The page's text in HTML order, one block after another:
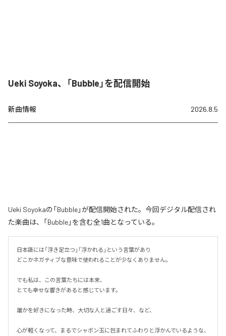
Ueki Soyoka、「Bubble」を配信開始
新曲情報 2026.8.5
Ueki Soyokaの「Bubble」が配信開始された。今回デジタル配信され
た楽曲は、「Bubble」を含む全1曲となっている。
日本語には「浮き足立つ」「浮かれる」という言葉があり
どこかネガティブな意味で使われることが少なくありません。
でも私は、この言葉たちには本来、
とても幸せな響きがあると感じています。
誰かを好きになった時、大切な人と過ごす日々、など、
心が軽くなって、まるでシャボン玉に包まれてふわりと浮かんでいるような、